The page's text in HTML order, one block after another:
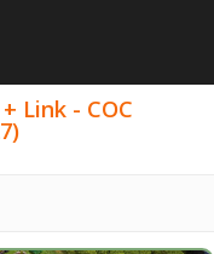
Link - COC